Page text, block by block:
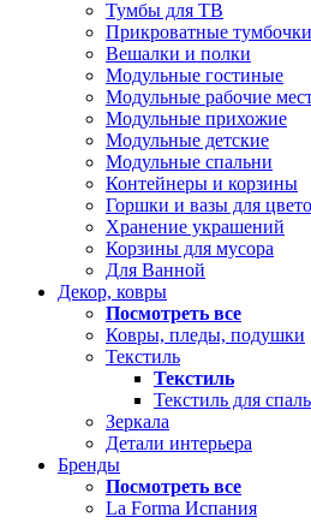
Тумбы для ТВ
Прикроватные тумбочки
Вешалки и полки
Модульные гостиные
Модульные рабочие
Модульные прихожие
Модульные детские
Модульные спальни
Контейнеры и корзины
Горшки и вазы для
Хранение украшений
Корзины для мусора
Для Ванной
Декор, ковры
Посмотреть все
Ковры, пледы, подушки
Текстиль
Текстиль
Текстиль для
Зеркала
Детали интерьера
Бренды
Посмотреть все
La Forma Испания